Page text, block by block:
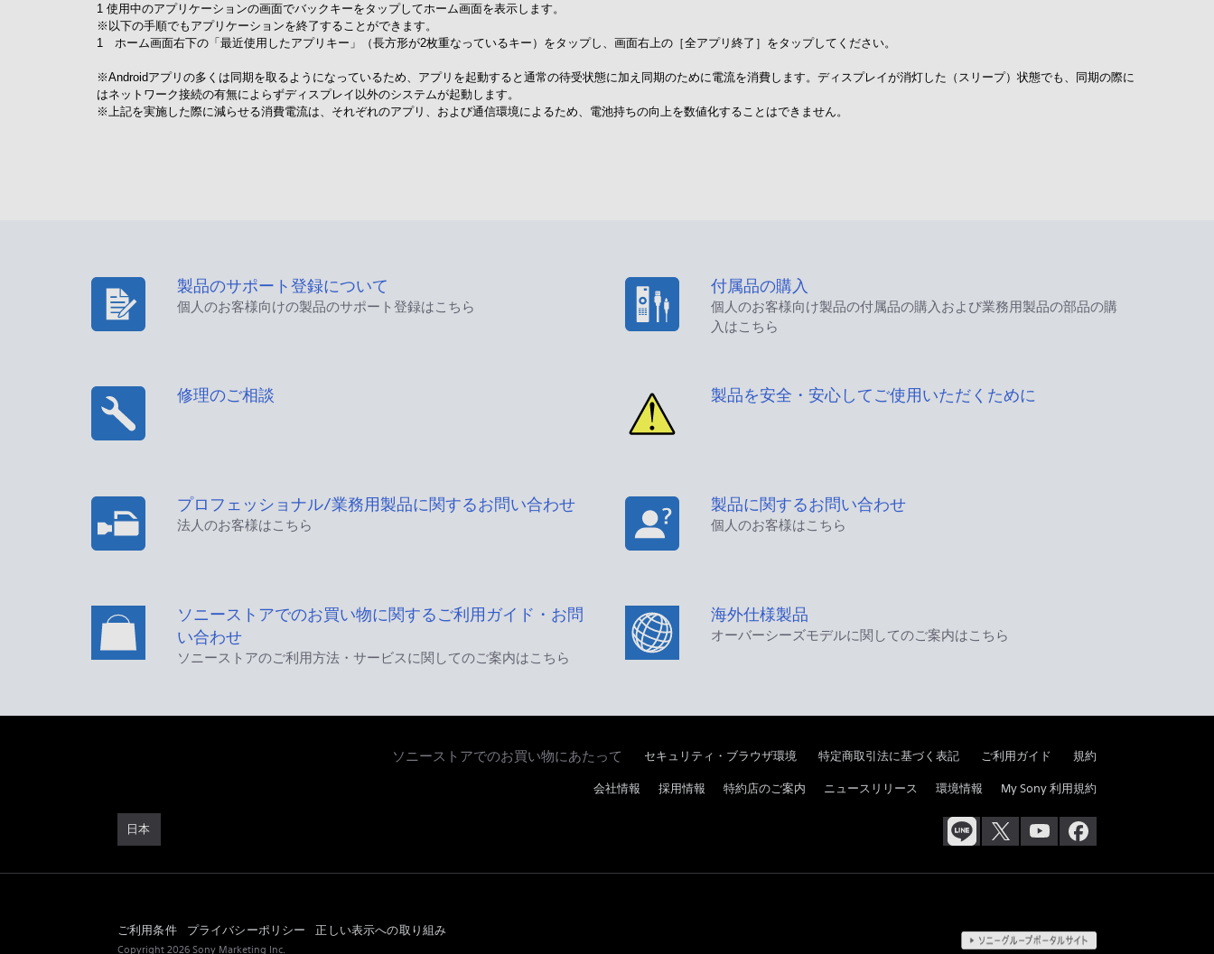
1 使用中のアプリケーションの画面でバックキーをタップしてホーム画面を表示します。
※以下の手順でもアプリケーションを終了することができます。
1 ホーム画面右下の「最近使用したアプリキー」（長方形が2枚重なっているキー）をタップし、画面右上の［全アプリ終了］をタップしてください。
※Androidアプリの多くは同期を取るようになっているため、アプリを起動すると通常の待受状態に加え同期のために電流を消費します。ディスプレイが消灯した（スリープ）状態でも、同期の際に
はネットワーク接続の有無によらずディスプレイ以外のシステムが起動します。
※上記を実施した際に減らせる消費電流は、それぞれのアプリ、および通信環境によるため、電池持ちの向上を数値化することはできません。
製品のサポート登録について
個人のお客様向けの製品のサポート登録はこちら
付属品の購入
個人のお客様向け製品の付属品の購入および業務用製品の部品の購
入はこちら
修理のご相談 製品を安全・安心してご使用いただくために
プロフェッショナル/業務用製品に関するお問い合わせ
法人のお客様はこちら
製品に関するお問い合わせ
個人のお客様はこちら
ソニーストアでのお買い物に関するご利用ガイド・お問
い合わせ
ソニーストアのご利用方法・サービスに関してのご案内はこちら
海外仕様製品
オーバーシーズモデルに関してのご案内はこちら
ソニーストアでのお買い物にあたって セキュリティ・ブラウザ環境 特定商取引法に基づく表記 ご利用ガイド 規約
日本
会社情報 採用情報 特約店のご案内 ニュースリリース 環境情報 My Sony 利用規約
ご利用条件 プライバシーポリシー 正しい表示への取り組み
Copyright 2026 Sony Marketing Inc.